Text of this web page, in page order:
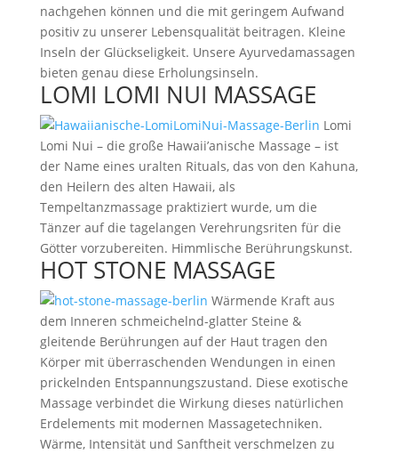
nachgehen können und die mit geringem Aufwand
positiv zu unserer Lebensqualität beitragen. Kleine
Inseln der Glückseligkeit. Unsere Ayurvedamassagen
bieten genau diese Erholungsinseln.
LOMI LOMI NUI MASSAGE
Lomi
Lomi Nui – die große Hawaii’anische Massage – ist
der Name eines uralten Rituals, das von den Kahuna,
den Heilern des alten Hawaii, als
Tempeltanzmassage praktiziert wurde, um die
Tänzer auf die tagelangen Verehrungsriten für die
Götter vorzubereiten. Himmlische Berührungskunst.
HOT STONE MASSAGE
Wärmende Kraft aus
dem Inneren schmeichelnd-glatter Steine &
gleitende Berührungen auf der Haut tragen den
Körper mit überraschenden Wendungen in einen
prickelnden Entspannungszustand. Diese exotische
Massage verbindet die Wirkung dieses natürlichen
Erdelements mit modernen Massagetechniken.
Wärme, Intensität und Sanftheit verschmelzen zu